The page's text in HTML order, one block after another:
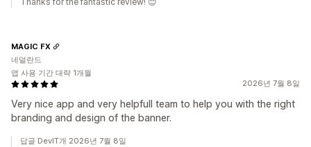
2026년 7월 8일
Very nice app and very helpfull team to help you with the right
branding and design of the banner.
MAGIC FX
네덜란드
앱 사용 기간 대략 1개월
답글 DevIT개 2026년 7월 8일